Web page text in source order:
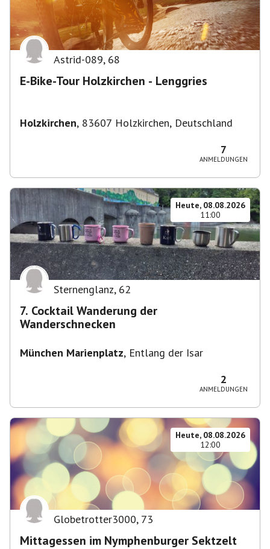
Astrid-089, 68
E-Bike-Tour Holzkirchen - Lenggries
Holzkirchen, 83607 Holzkirchen, Deutschland
7
ANMELDUNGEN
Heute, 08.08.2026
11:00
Sternenglanz, 62
7. Cocktail Wanderung der
Wanderschnecken
München Marienplatz, Entlang der Isar
2
ANMELDUNGEN
Heute, 08.08.2026
12:00
Globetrotter3000, 73
Mittagessen im Nymphenburger Sektzelt